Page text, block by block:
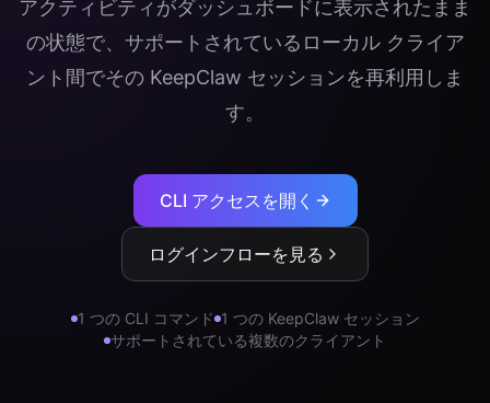
始める
アクティビティがダッシュボードに表示されたまま
の状態で、サポートされているローカル クライア
ント間でその KeepClaw セッションを再利用しま
す。
CLI アクセスを開く
ログインフローを見る
1 つの CLI コマンド 1 つの KeepClaw セッション
サポートされている複数のクライアント